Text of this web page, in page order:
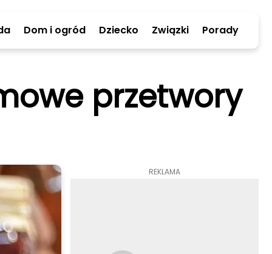
Dom i ogród Dziecko Związki Porady
przetwory
REKLAMA